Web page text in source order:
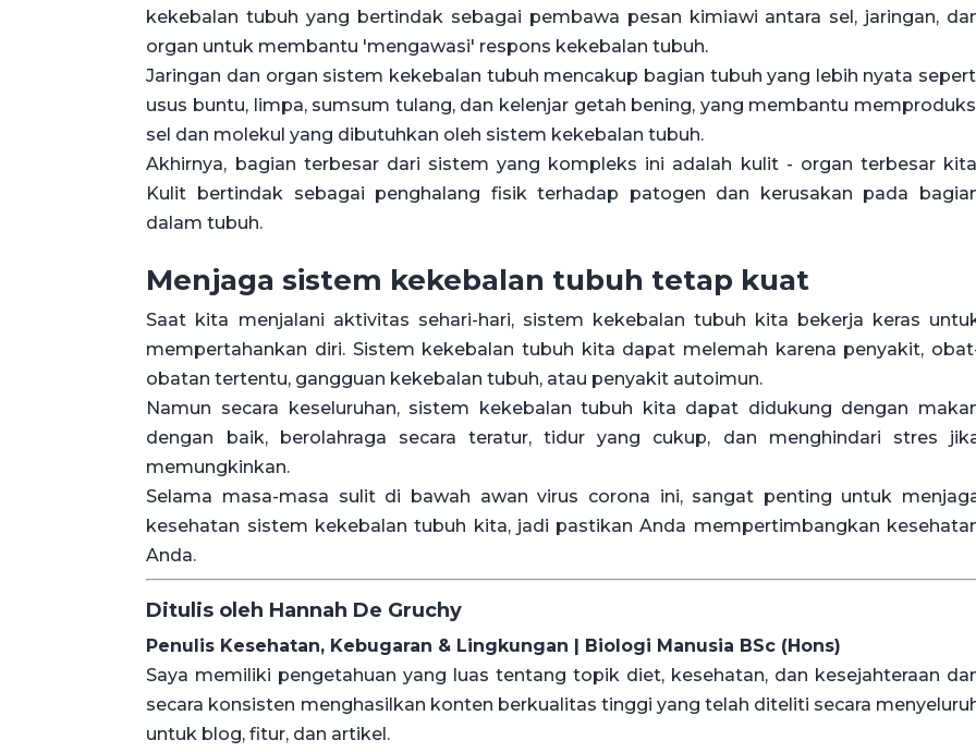
kekebalan tubuh yang bertindak sebagai pembawa pesan kimiawi antara sel, jaringan,
organ untuk membantu 'mengawasi' respons kekebalan tubuh.
Jaringan dan organ sistem kekebalan tubuh mencakup bagian tubuh yang lebih nyata
usus buntu, limpa, sumsum tulang, dan kelenjar getah bening, yang membantu
sel dan molekul yang dibutuhkan oleh sistem kekebalan tubuh.
Akhirnya, bagian terbesar dari sistem yang kompleks ini adalah kulit - organ terbesar
Kulit bertindak sebagai penghalang fisik terhadap patogen dan kerusakan pada
dalam tubuh.
Menjaga sistem kekebalan tubuh tetap kuat
Saat kita menjalani aktivitas sehari-hari, sistem kekebalan tubuh kita bekerja keras
mempertahankan diri. Sistem kekebalan tubuh kita dapat melemah karena penyakit,
obatan tertentu, gangguan kekebalan tubuh, atau penyakit autoimun.
Namun secara keseluruhan, sistem kekebalan tubuh kita dapat didukung dengan
dengan baik, berolahraga secara teratur, tidur yang cukup, dan menghindari stres
memungkinkan.
Selama masa-masa sulit di bawah awan virus corona ini, sangat penting untuk
kesehatan sistem kekebalan tubuh kita, jadi pastikan Anda mempertimbangkan
Anda.
Ditulis oleh Hannah De Gruchy
Penulis Kesehatan, Kebugaran & Lingkungan | Biologi Manusia BSc (Hons)
Saya memiliki pengetahuan yang luas tentang topik diet, kesehatan, dan kesejahteraan
secara konsisten menghasilkan konten berkualitas tinggi yang telah diteliti secara
untuk blog, fitur, dan artikel.